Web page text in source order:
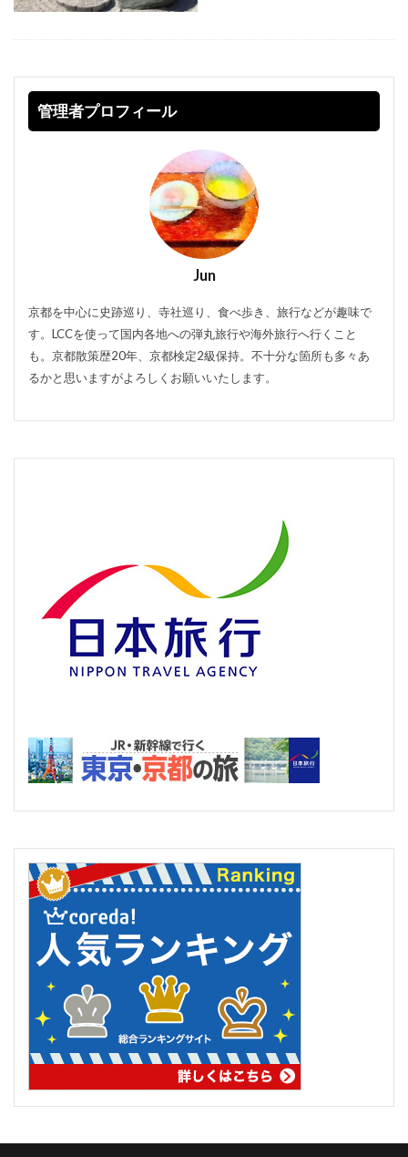
管理者プロフィール
Jun
京都を中心に史跡巡り、寺社巡り、食べ歩き、旅行などが趣味で
す。LCCを使って国内各地への弾丸旅行や海外旅行へ行くこと
も。京都散策歴20年、京都検定2級保持。不十分な箇所も多々あ
るかと思いますがよろしくお願いいたします。